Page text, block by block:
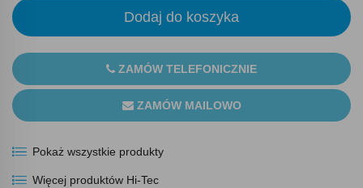
Dodaj do koszyka
ZAMÓW TELEFONICZNIE
ZAMÓW MAILOWO
Pokaż wszystkie produkty
Więcej produktów Hi-Tec